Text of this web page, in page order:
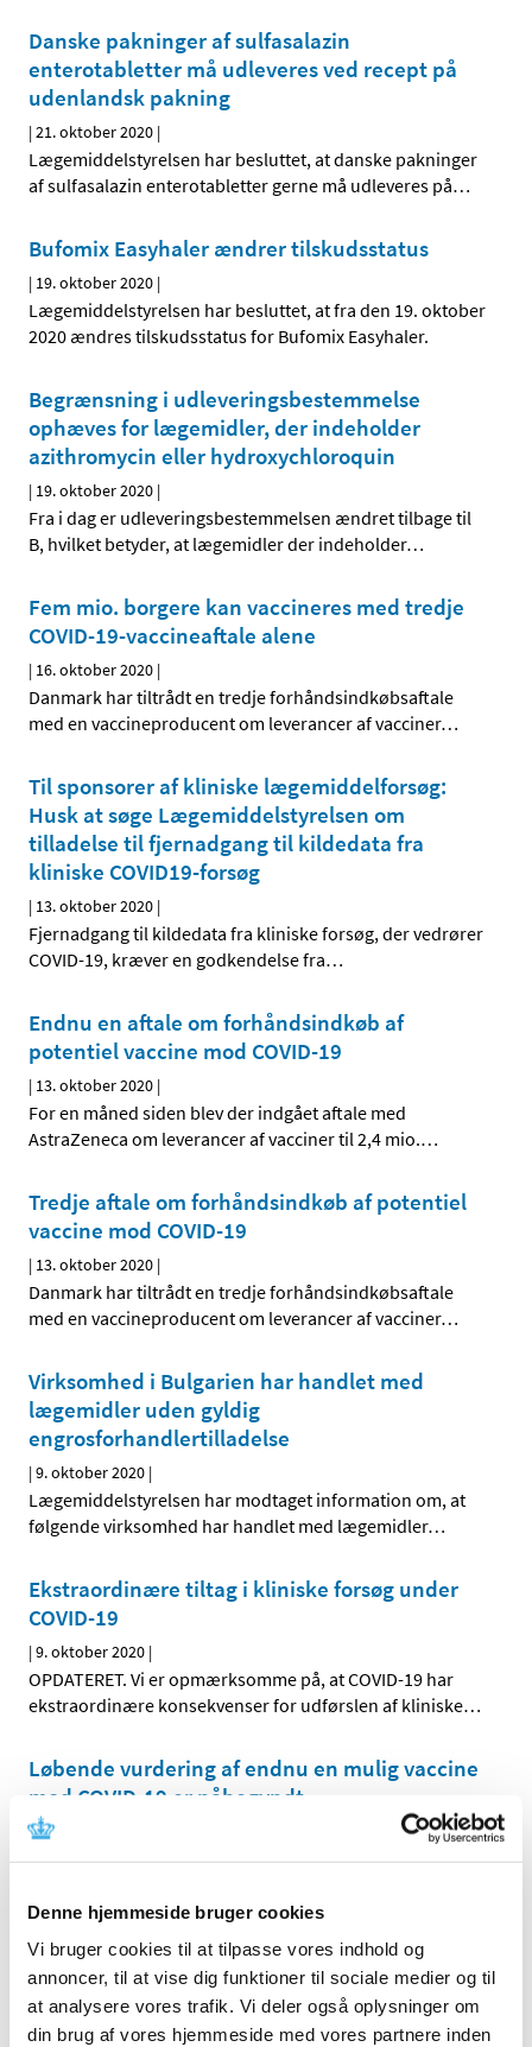
Denne hjemmeside bruger cookies
Vi bruger cookies til at tilpasse vores indhold og
annoncer, til at vise dig funktioner til sociale medier og til
at analysere vores trafik. Vi deler også oplysninger om
din brug af vores hjemmeside med vores partnere inden
Danske pakninger af sulfasalazin
enterotabletter må udleveres ved recept på
udenlandsk pakning
|21. oktober 2020 |
Lægemiddelstyrelsen har besluttet, at danske pakninger
af sulfasalazin enterotabletter gerne må udleveres på…
Bufomix Easyhaler ændrer tilskudsstatus
| 19. oktober 2020 |
Lægemiddelstyrelsen har besluttet, at fra den 19. oktober
2020 ændres tilskudsstatus for Bufomix Easyhaler.
Begrænsning i udleveringsbestemmelse
ophæves for lægemidler, der indeholder
azithromycin eller hydroxychloroquin
| 19. oktober 2020 |
Fra i dag er udleveringsbestemmelsen ændret tilbage til
B, hvilket betyder, at lægemidler der indeholder…
Fem mio. borgere kan vaccineres med tredje
COVID-19-vaccineaftale alene
| 16. oktober 2020 |
Danmark har tiltrådt en tredje forhåndsindkøbsaftale
med en vaccineproducent om leverancer af vacciner…
Til sponsorer af kliniske lægemiddelforsøg:
Husk at søge Lægemiddelstyrelsen om
tilladelse til fjernadgang til kildedata fra
kliniske COVID19-forsøg
| 13. oktober 2020 |
Fjernadgang til kildedata fra kliniske forsøg, der vedrører
COVID-19, kræver en godkendelse fra…
Endnu en aftale om forhåndsindkøb af
potentiel vaccine mod COVID-19
| 13. oktober 2020 |
For en måned siden blev der indgået aftale med
AstraZeneca om leverancer af vacciner til 2,4 mio.…
Tredje aftale om forhåndsindkøb af potentiel
vaccine mod COVID-19
| 13. oktober 2020 |
Danmark har tiltrådt en tredje forhåndsindkøbsaftale
med en vaccineproducent om leverancer af vacciner…
Virksomhed i Bulgarien har handlet med
lægemidler uden gyldig
engrosforhandlertilladelse
|9. oktober 2020 |
Lægemiddelstyrelsen har modtaget information om, at
følgende virksomhed har handlet med lægemidler…
Ekstraordinære tiltag i kliniske forsøg under
COVID-19
|9. oktober 2020 |
OPDATERET. Vi er opmærksomme på, at COVID-19 har
ekstraordinære konsekvenser for udførslen af kliniske…
Løbende vurdering af endnu en mulig vaccine
mod COVID-19 er påbegyndt
|6. oktober 2020
En løbende vurdering af endnu en mulig vaccine mod
Lægemiddelstyrelsen sætter nu hårdere ind
for at sikre offentliggørelse af resultater fra
kliniske forsøg
|6. oktober 2020|